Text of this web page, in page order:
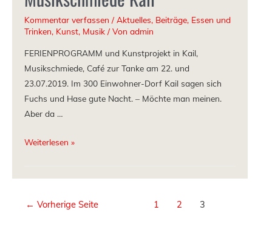
Kommentar verfassen / Aktuelles, Beiträge, Essen und
Trinken, Kunst, Musik / Von admin
FERIENPROGRAMM und Kunstprojekt in Kail,
Musikschmiede, Café zur Tanke am 22. und
23.07.2019. Im 300 Einwohner-Dorf Kail sagen sich
Fuchs und Hase gute Nacht. – Möchte man meinen.
Aber da …
Weiterlesen »
← Vorherige Seite 1 2 3